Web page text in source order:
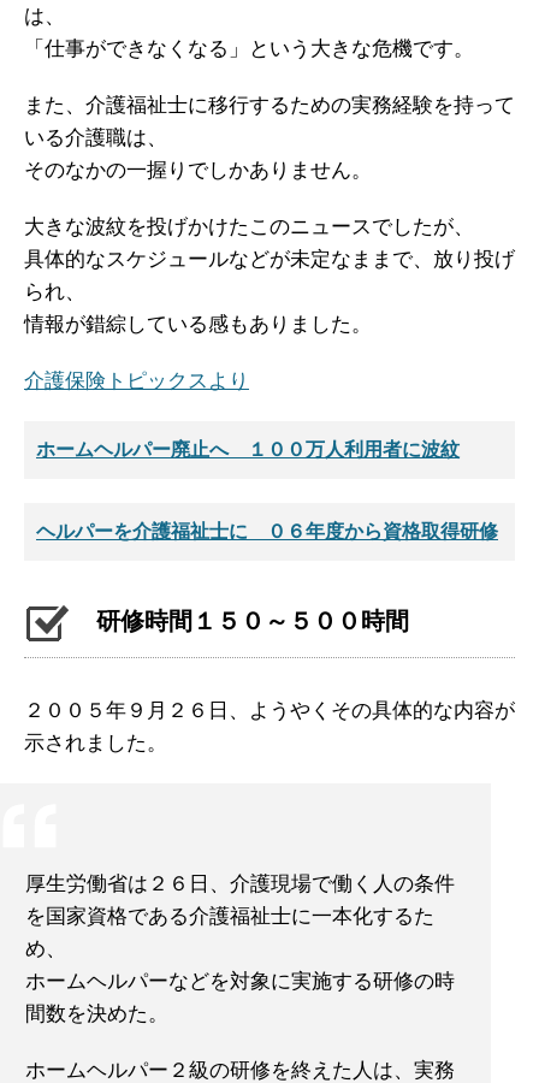
は、
「仕事ができなくなる」という大きな危機です。
また、介護福祉士に移行するための実務経験を持って
いる介護職は、
そのなかの一握りでしかありません。
大きな波紋を投げかけたこのニュースでしたが、
具体的なスケジュールなどが未定なままで、放り投げ
られ、
情報が錯綜している感もありました。
介護保険トピックスより
ホームヘルパー廃止へ １００万人利用者に波紋
ヘルパーを介護福祉士に ０６年度から資格取得研修
研修時間１５０～５００時間
２００５年９月２６日、ようやくその具体的な内容が
示されました。
厚生労働省は２６日、介護現場で働く人の条件
を国家資格である介護福祉士に一本化するた
め、
ホームヘルパーなどを対象に実施する研修の時
間数を決めた。
ホームヘルパー２級の研修を終えた人は、実務